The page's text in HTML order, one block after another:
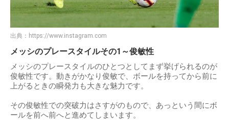
出典： https://www.instagram.com
メッシのプレースタイルその1～俊敏性
メッシのプレースタイルのひとつとしてまず挙げられるのが
俊敏性です。動きがかなり俊敏で、ボールを持ってから前に
上がるときの瞬発力も大きな魅力です。
その俊敏性での突破力はさすがのもので、あっという間にボ
ールを前へ前へと進めてしまいます。